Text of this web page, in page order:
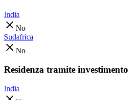
India
No
Sudafrica
No
Residenza tramite investimento
India